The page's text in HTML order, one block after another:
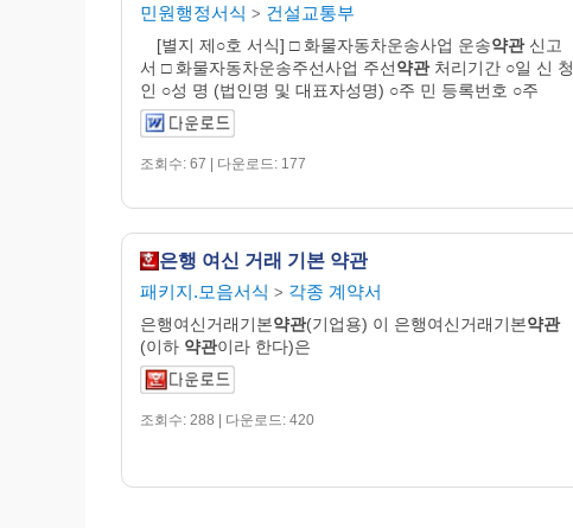
민원행정서식 > 건설교통부
[별지 제○호 서식] □ 화물자동차운송사업 운송약관신고
서 □ 화물자동차운송주선사업 주선약관처리기간 ○일 신 청
인 ○성 명 (법인명 및 대표자성명) ○주 민 등록번호 ○주
조회수: 67 | 다운로드: 177
은행 여신 거래 기본 약관
패키지.모음서식 > 각종 계약서
은행여신거래기본약관(기업용) 이 은행여신거래기본약관
(이하 약관이라 한다)은
조회수: 288 | 다운로드: 420